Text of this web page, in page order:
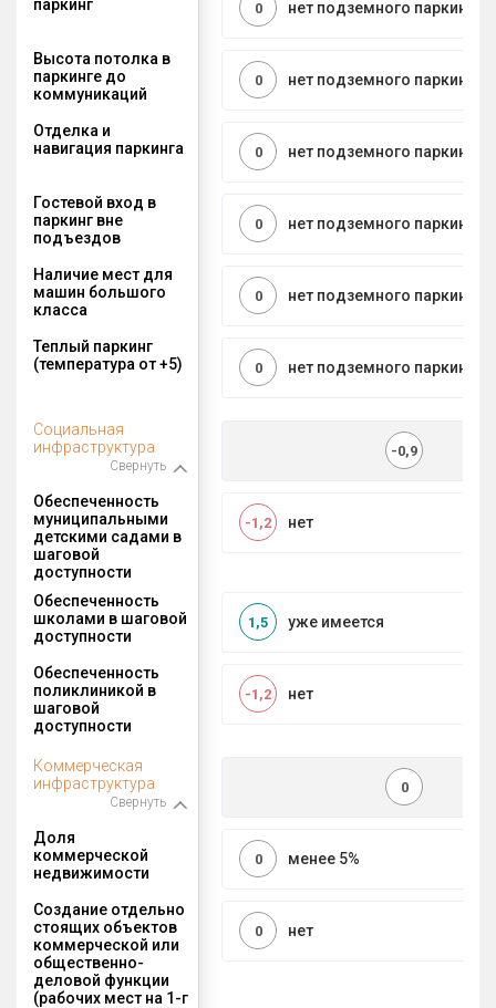
паркинг нет подземного паркинга
0
Высота потолка в
паркинге до
коммуникаций
нет подземного паркинга
0
Отделка и
навигация паркинга
нет подземного паркинга
0
Гостевой вход в
паркинг вне
подъездов
нет подземного паркинга
0
Наличие мест для
машин большого
класса
нет подземного паркинга
0
Теплый паркинг
(температура от +5)
нет подземного паркинга
0
Социальная
инфраструктура
Свернуть
-0,9
Обеспеченность
муниципальными
детскими садами в
шаговой
доступности
нет
-1,2
Обеспеченность
школами в шаговой
доступности
уже имеется
1,5
Обеспеченность
поликлиникой в
шаговой
доступности
нет
-1,2
Коммерческая
инфраструктура
Свернуть
0
Доля
коммерческой
недвижимости
менее 5%
0
Создание отдельно
стоящих объектов
коммерческой или
общественно-
деловой функции
(рабочих мест на 1-г
нет
0